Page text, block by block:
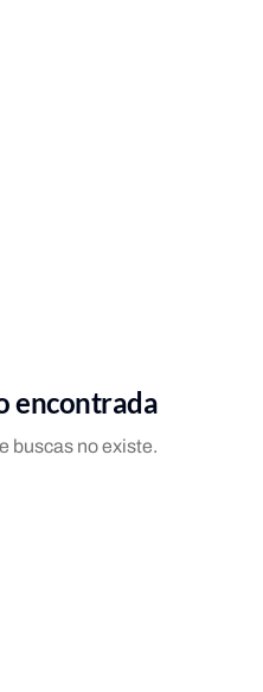
encontrada
buscas no existe.